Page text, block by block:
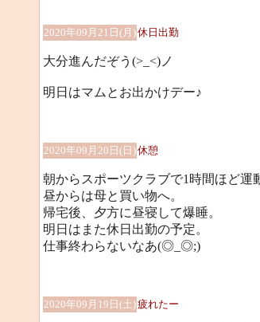
2020年09月21日(月)休日出勤
大分進んだぞう(>_<)ノ
明日はマムとお出かけデー♪
2020年09月20日(日)休憩
朝からスポーツクラブで1時間ほど運
昼からは母と買い物へ。
帰宅後、夕方に昼寝して爆睡。
明日はまた休日出勤の予定。
仕事終わらないなあ(◎_◎;)
2020年09月19日(土)疲れたー